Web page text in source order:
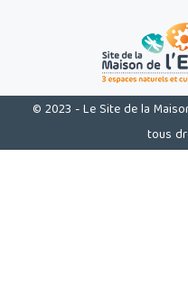
© 2023 - Le Site de la
tous